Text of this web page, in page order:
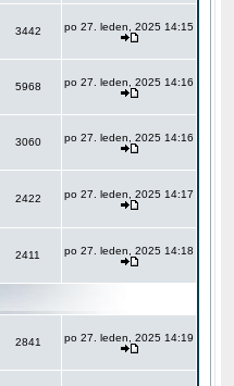
3442 po 27. leden, 2025 14:15
5968 po 27. leden, 2025 14:16
3060 po 27. leden, 2025 14:16
2422 po 27. leden, 2025 14:17
2411 po 27. leden, 2025 14:18
2841 po 27. leden, 2025 14:19